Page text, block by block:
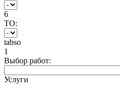
6
ТО:
tabso
1
Выбор работ:
Услуги